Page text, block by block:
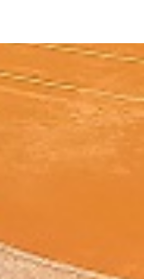
Tennis am Wochenende